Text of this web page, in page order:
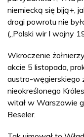
niemiecką się biją+,
drogi powrotu nie
(„Polski wir I wojny
Wkroczenie
akcie 5 listopada,
austro-węgierskiego
nieokreślonego
witał w Warszawie
Beseler.